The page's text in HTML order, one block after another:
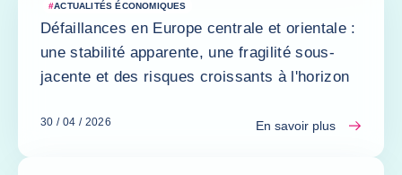
#ACTUALITÉS ÉCONOMIQUES
Défaillances en Europe centrale et orientale :
une stabilité apparente, une fragilité sous-
jacente et des risques croissants à l'horizon
30 / 04 / 2026 En savoir plus